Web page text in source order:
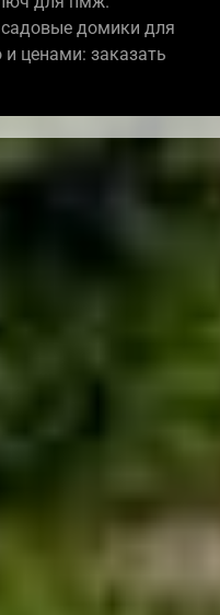
домики для
ценами: заказать